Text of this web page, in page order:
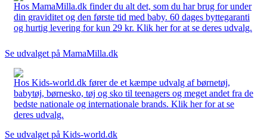
Hos MamaMilla.dk finder du alt det, som du har brug for under
din graviditet og den første tid med baby. 60 dages byttegaranti
og hurtig levering for kun 29 kr. Klik her for at se deres udvalg.
Se udvalget på MamaMilla.dk
Hos Kids-world.dk fører de et kæmpe udvalg af børnetøj,
babytøj, børnesko, tøj og sko til teenagers og meget andet fra de
bedste nationale og internationale brands. Klik her for at se
deres udvalg.
Se udvalget på Kids-world.dk